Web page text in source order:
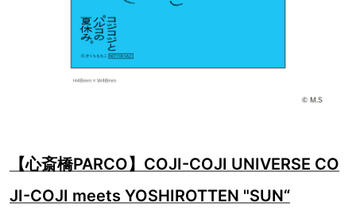
【心斎橋PARCO】COJI-COJI UNIVERSE CO
JI-COJI meets YOSHIROTTEN "SUN“